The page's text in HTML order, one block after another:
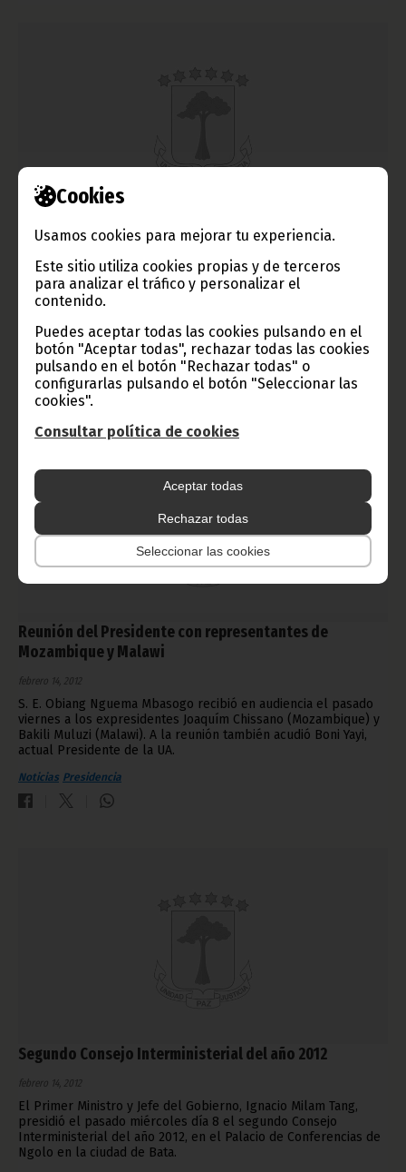
Cookies
Usamos cookies para mejorar tu experiencia.
Este sitio utiliza cookies propias y de terceros
para analizar el tráfico y personalizar el
contenido.
Puedes aceptar todas las cookies pulsando en el
botón "Aceptar todas", rechazar todas las cookies
pulsando en el botón "Rechazar todas" o
configurarlas pulsando el botón "Seleccionar las
cookies".
Consultar política de cookies
Aceptar todas
Rechazar todas
Seleccionar las cookies
San Valentín en Guinea Ecuatorial
febrero 15, 2012
En Guinea Ecuatorial, como en muchos lugares del mundo,
también se celebra la fiesta de San Valentín el 14 de febrero.
cómo celebran sus ciudadanos el día de los enamorados.
Noticias
Reunión del Presidente con representantes de
Mozambique y Malawi
febrero 14, 2012
S. E. Obiang Nguema Mbasogo recibió en audiencia el pasado
viernes a los expresidentes Joaquím Chissano (Mozambique) y
Bakili Muluzi (Malawi). A la reunión también acudió Boni Yayi,
actual Presidente de la UA.
Noticias Presidencia
Segundo Consejo Interministerial del año 2012
febrero 14, 2012
El Primer Ministro y Jefe del Gobierno, Ignacio Milam Tang,
presidió el pasado miércoles día 8 el segundo Consejo
Interministerial del año 2012, en el Palacio de Conferencias de
Ngolo en la ciudad de Bata.